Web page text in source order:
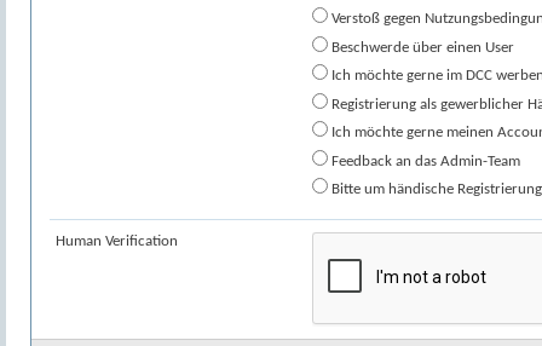
Verstoß gegen
Beschwerde über einen User
Ich möchte gerne im DCC
Registrierung als gewerblicher
Ich möchte gerne meinen
Feedback an das Admin-Team
Bitte um händische
Human Verification